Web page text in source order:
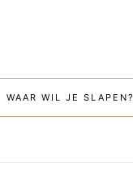
WAAR WIL JE SLAPEN?